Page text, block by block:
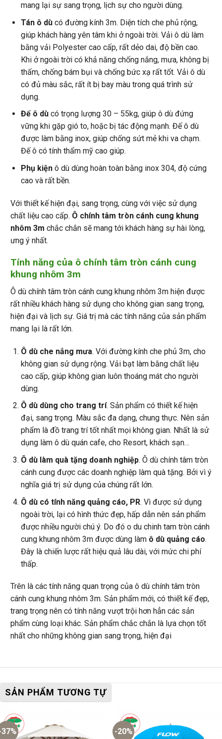
mang lại sự sang trọng, lịch sự cho người dùng.
Tán ô dùcó đường kính 3m. Diện tích che phủ rộng,
giúp khách hàng yên tâm khi ở ngoài trời. Vải ô dù làm
bằng vải Polyester cao cấp, rất dẻo dai, độ bền cao.
Khi ở ngoài trời có khả năng chống nắng, mưa, không bị
thấm, chống bám bụi và chống bức xạ rất tốt. Vải ô dù
có đủ màu sắc, rất ít bị bay màu trong quá trình sử
dụng.
Đế ô dùcó trọng lượng 30 – 55kg, giúp ô dù đứng
vững khi gặp gió to, hoặc bị tác động mạnh. Đế ô dù
được làm bằng inox, giúp chống sứt mẻ khi va chạm.
Đế ô có tính thẩm mỹ cao giúp.
Phụ kiệnô dù dùng hoàn toàn bằng inox 304, độ cứng
cao và rất bền.
Với thiết kế hiện đại, sang trọng, cùng với việc sử dụng
chất liệu cao cấp. Ô chính tâm tròn cánh cung khung
nhôm 3m chắc chắn sẽ mang tới khách hàng sự hài lòng,
ưng ý nhất.
Tính năng của ô chính tâm tròn cánh cung
khung nhôm 3m
Ô dù chính tâm tròn cánh cung khung nhôm 3m hiện được
rất nhiều khách hàng sử dụng cho không gian sang trọng,
hiện đại và lịch sự. Giá trị mà các tính năng của sản phẩm
mang lại là rất lớn.
Ô dù che nắng mưa. Với đường kính che phủ 3m, cho
không gian sử dụng rộng. Vải bạt làm bằng chất liệu
cao cấp, giúp không gian luôn thoáng mát cho người
dùng.
Ô dù dùng cho trang trí. Sản phẩm có thiết kế hiện
đại, sang trọng. Màu sắc đa dạng, chung thực. Nên sản
phẩm là đồ trang trí tốt nhất mọi không gian. Nhất là sử
dụng làm ô dù quán cafe, cho Resort, khách sạn…
Ô dù làm quà tặng doanh nghiệp. Ô dù chính tâm tròn
cánh cung được các doanh nghiệp làm quà tặng. Bởi vì ý
nghĩa giá trị sử dụng của chúng rất lớn.
Ô dù có tính năng quảng cáo, PR. Vì được sử dụng
ngoài trời, lại có hình thức đẹp, hấp dẫn nên sản phẩm
được nhiều người chú ý. Do đó o du chinh tam tròn cánh
cung khung nhôm 3m được dùng làm ô dù quảng cáo.
Đây là chiến lược rất hiệu quả lâu dài, với mức chi phí
thấp.
Trên là các tính năng quan trọng của ô dù chính tâm tròn
cánh cung khung nhôm 3m. Sản phẩm mới, có thiết kế đẹp,
trang trọng nên có tính năng vượt trội hơn hẳn các sản
phẩm cùng loại khác. Sản phẩm chắc chắn là lựa chọn tốt
nhất cho những không gian sang trọng, hiện đại
SẢN PHẨM TƯƠNG TỰ
-20%